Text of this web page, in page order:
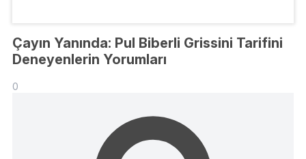
Çayın Yanında: Pul Biberli Grissini Tarifini
Deneyenlerin Yorumları
0